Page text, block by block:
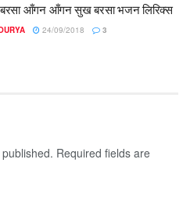
बरसा आँगन आँगन सुख बरसा भजन लिरिक्स
24/09/2018 3
Required fields are